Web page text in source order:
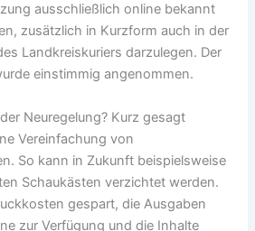
ausschließlich online bekannt
zusätzlich in Kurzform auch in der
Landkreiskuriers darzulegen. Der
einstimmig angenommen.
Neuregelung? Kurz gesagt
Vereinfachung von
So kann in Zukunft beispielsweise
Schaukästen verzichtet werden.
gespart, die Ausgaben
zur Verfügung und die Inhalte